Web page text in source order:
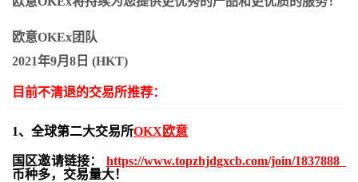
欧意OKEx团队
2021年9月8日 (HKT)
目前不清退的交易所推荐：
1、全球第二大交易所OKX欧意
国区邀请链接： https://www.topzhjdgxcb.com/join/1837888
币种多，交易量大！